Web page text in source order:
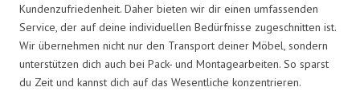
Kundenzufriedenheit. Daher bieten wir dir einen umfassenden
Service, der auf deine individuellen Bedürfnisse zugeschnitten ist.
Wir übernehmen nicht nur den Transport deiner Möbel, sondern
unterstützen dich auch bei Pack- und Montagearbeiten. So sparst
du Zeit und kannst dich auf das Wesentliche konzentrieren.